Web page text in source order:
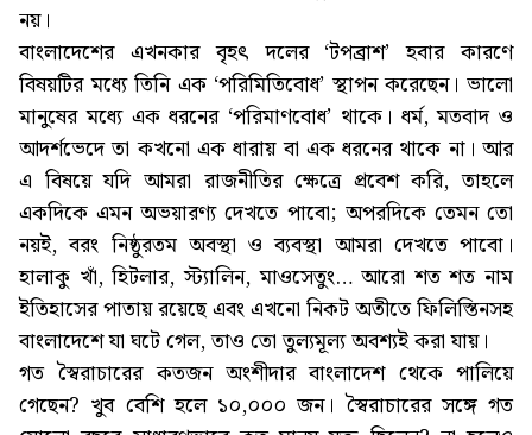
নয়।
বাংলাদেশের এখনকার বৃহৎ দলের ‘টপব্রাশ’ হবার কারণে
বিষয়টির মধ্যে তিনি এক ‘পরিমিতিবোধ’ স্থাপন করেছেন। ভালো
মানুষের মধ্যে এক ধরনের ‘পরিমাণবোধ’ থাকে। ধর্ম, মতবাদ ও
আদর্শভেদে তা কখনো এক ধারায় বা এক ধরনের থাকে না। আর
এ বিষয়ে যদি আমরা রাজনীতির ক্ষেত্রে প্রবেশ করি, তাহলে
একদিকে এমন অভয়ারণ্য দেখতে পাবো; অপরদিকে তেমন তো
নয়ই, বরং নিষ্ঠুরতম অবস্থা ও ব্যবস্থা আমরা দেখতে পাবো।
হালাকু খাঁ, হিটলার, স্ট্যালিন, মাওসেতুং… আরো শত শত নাম
ইতিহাসের পাতায় রয়েছে এবং এখনো নিকট অতীতে ফিলিস্তিনসহ
বাংলাদেশে যা ঘটে গেল, তাও তো তুল্যমূল্য অবশ্যই করা যায়।
গত স্বৈরাচারের কতজন অংশীদার বাংলাদেশ থেকে পালিয়ে
গেছেন? খুব বেশি হলে ১০,০০০ জন। স্বৈরাচারের সঙ্গে গত